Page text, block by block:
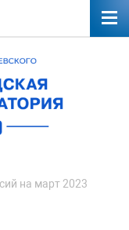
на март 2023